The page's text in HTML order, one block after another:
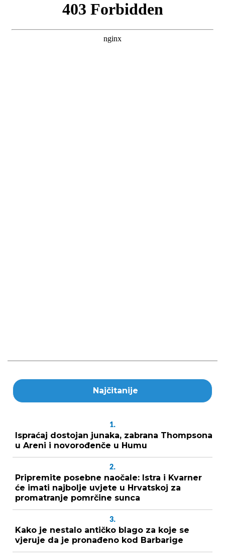
Najčitanije
1.
Ispraćaj dostojan junaka, zabrana Thompsona
u Areni i novorođenče u Humu
2.
Pripremite posebne naočale: Istra i Kvarner
će imati najbolje uvjete u Hrvatskoj za
promatranje pomrčine sunca
3.
Kako je nestalo antičko blago za koje se
vjeruje da je pronađeno kod Barbarige